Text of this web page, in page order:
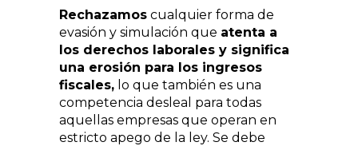
Rechazamos cualquier forma de
evasión y simulación que atenta a
los derechos laborales y significa
una erosión para los ingresos
fiscales, lo que también es una
competencia desleal para todas
aquellas empresas que operan en
estricto apego de la ley. Se debe